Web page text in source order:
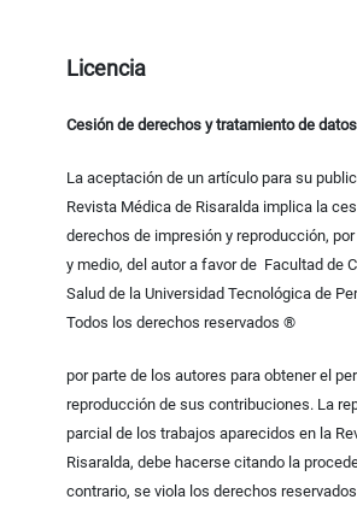
Licencia
Cesión de derechos y tratamiento de datos
La aceptación de un artículo para su
Revista Médica de Risaralda implica la
derechos de impresión y reproducción,
y medio, del autor a favor de Facultad de
Salud de la Universidad Tecnológica de
Todos los derechos reservados ®
por parte de los autores para obtener el
reproducción de sus contribuciones. La
parcial de los trabajos aparecidos en la
Risaralda, debe hacerse citando la
contrario, se viola los derechos